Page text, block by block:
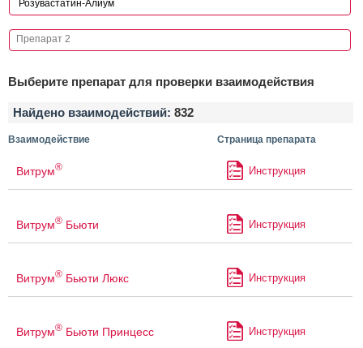
Выберите препарат для проверки взаимодействия
Найдено взаимодействий: 832
Взаимодействие Страница препарата
Витрум® Инструкция
Витрум® Бьюти Инструкция
Витрум® Бьюти Люкс Инструкция
Витрум® Бьюти Принцесс Инструкция